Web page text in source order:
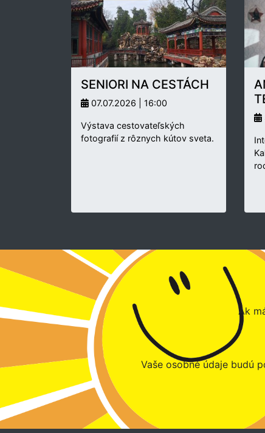
SENIORI NA CESTÁCH
07.07.2026 | 16:00
Výstava cestovateľských
fotografií z rôznych kútov sveta.
Ak
Vaše osobné údaje budú